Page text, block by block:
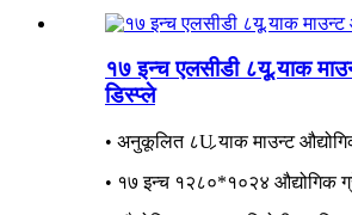
१७ इन्च एलसीडी ८यू र्‍याक
डिस्प्ले
• अनुकूलित ८U र्‍याक माउन्ट
• १७ इन्च १२८०*१०२४ औद्योगिक